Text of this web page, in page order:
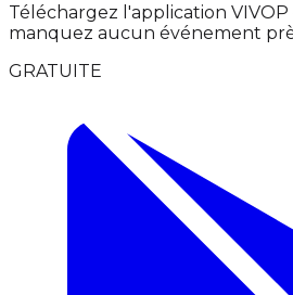
Téléchargez l'application
manquez aucun événement
GRATUITE